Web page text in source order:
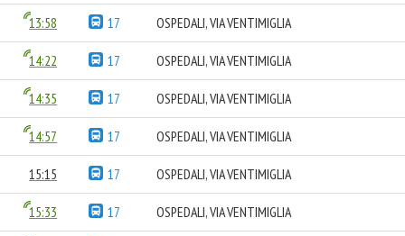
13:58 17 OSPEDALI, VIA VENTIMIGLIA
14:22 17 OSPEDALI, VIA VENTIMIGLIA
14:35 17 OSPEDALI, VIA VENTIMIGLIA
14:57 17 OSPEDALI, VIA VENTIMIGLIA
15:15 17 OSPEDALI, VIA VENTIMIGLIA
15:33 17 OSPEDALI, VIA VENTIMIGLIA